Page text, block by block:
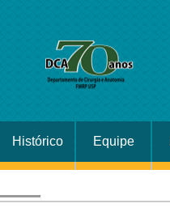
Histórico Equipe